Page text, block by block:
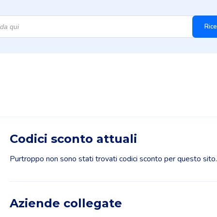
Codici sconto attuali
Purtroppo non sono stati trovati codici sconto per questo sito.
Aziende collegate